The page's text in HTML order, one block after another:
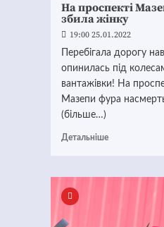
На проспекті
збила жінку
19:00 25.01.2022
Перебігала дорогу
опинилась під
вантажівки! На
Мазепи фура
(більше…)
Детальніше